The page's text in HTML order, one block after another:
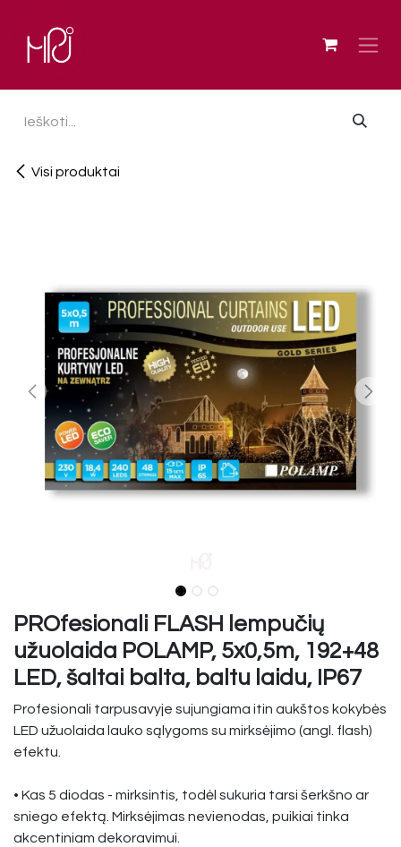
Visi produktai
PROfesionali FLASH lempučių
užuolaida POLAMP, 5x0,5m, 192+48
LED, šaltai balta, baltu laidu, IP67
Profesionali tarpusavyje sujungiama itin aukštos kokybės
LED užuolaida lauko sąlygoms su mirksėjimo (angl. flash)
efektu.
• Kas 5 diodas - mirksintis, todėl sukuria tarsi šerkšno ar
sniego efektą. Mirksėjimas nevienodas, puikiai tinka
akcentiniam dekoravimui.